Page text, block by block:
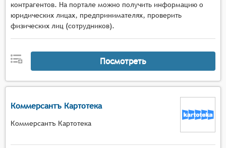
контрагентов. На портале можно получить информацию о
юридических лицах, предпринимателях, проверить
физических лиц (сотрудников).
Посмотреть
Коммерсантъ Картотека
Коммерсантъ Картотека